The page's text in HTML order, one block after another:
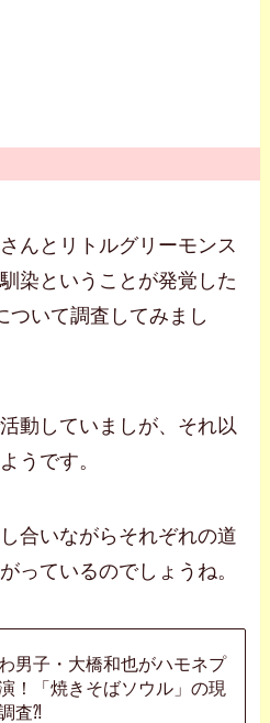
んとリトルグリーモンス
染ということが発覚した
ついて調査してみまし
動していましが、それ以
うです。
合いながらそれぞれの道
っているのでしょうね。
男子・大橋和也がハモネプ
！「焼きそばソウル」の現
査⁈